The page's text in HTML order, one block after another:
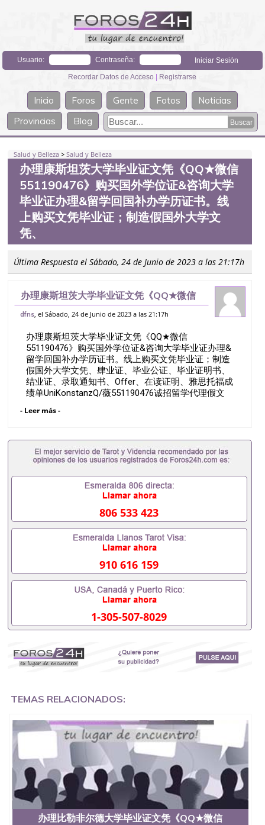
Usuario: Contraseña:
Recordar Datos de Acceso | Registrarse
Inicio Foros Gente Fotos
Noticias
Provincias
Blog
Salud y Belleza >Salud y Belleza
办理康斯坦茨大学毕业证文凭《QQ★微信
551190476》购买国外学位证&咨询大学
毕业证办理&留学回国补办学历证书。线
上购买文凭毕业证；制造假国外大学文
凭、
Última Respuesta el Sábado, 24 de Junio de 2023 a las 21:17h
办理康斯坦茨大学毕业证文凭《QQ★微信
551190476》购买国外学位证&咨询大学
购买文凭毕业证；制造假国外大学文凭、
dfns , el Sábado, 24 de Junio de 2023 a las 21:17h
办理康斯坦茨大学毕业证文凭《QQ★微信
551190476》购买国外学位证&咨询大学毕业证办理&
留学回国补办学历证书。线上购买文凭毕业证；制造
假国外大学文凭、肆业证、毕业公证、毕业证明书、
结业证、录取通知书、Offer、在读证明、雅思托福成
绩单UniKonstanzQ/薇551190476诚招留学代理假文
办理留学归国证明办理留信网认证办理留服认证办理
理美国文凭办理澳洲文凭办理英国文凭办理加拿大文
凭办理德国文凭 一、快速办理材料： 1、毕业证+成
绩单+留学回国人员证明+教育部认证,录取通知书，
好友一份完美交代）； 2、雅思、托福，OFFER，在
读证明，学生卡等留学相关材料（申请学校、转学，
都可以安排办理，毕业证成绩单，学校，专业，学
位，毕业时间都可以根据客户要求安排。 国内找工作
假的毕业证可以用吗551190476假的毕业证成绩单可
以办学历认证吗551190476要定居国外需要办理什么
材料551190476入职事业单位/国企假的毕业证会查吗
551190476入职国企/事业单位需要些什么材料
551190476办理假毕业证在国内能用吗, 挂科拿不到毕
业证怎么办, 毕业证丢了怎么办, 没有正常毕业怎么办
理毕业证,没毕业可以办学历认证吗,您是否因为中途
辍学、挂科而没有正常毕业551190476您是否因为递
交材料不齐而被拒之门外551190476您是否因没正常
了,成绩不理想毕不了业怎么办551190476找工作没有
文凭怎么办,怎么办理本科/研究生文凭551190476如
毕业证怎么办理551190476国外大学文凭可以打工作
以制作美国毕业证551190476哪里可以办理澳洲毕业
证551190476留学生在哪里可以买假毕业证
551190476哪里可以办理加拿大毕业证551190476申
请学校办理假的毕业证成绩单可以吗551190476哪里
可以办理水印成绩单551190476哪里可以修改成绩单
GPA分数551190476假毕业证能查出来吗551190476
假文凭网上能查到吗551190476 如何拿到国外毕业证
QQ微信551190476办假大学毕业证QQ微信551190476
国外毕业证去哪认证QQ微信551190476找毕业证封皮
QQ微信551190476国外毕业证外壳定制QQ微信
- Leer más -
806 533 423
910 616 159
1-305-507-8029
TEMAS RELACIONADOS:
办理比勒非尔德大学毕业证文凭《QQ★微信